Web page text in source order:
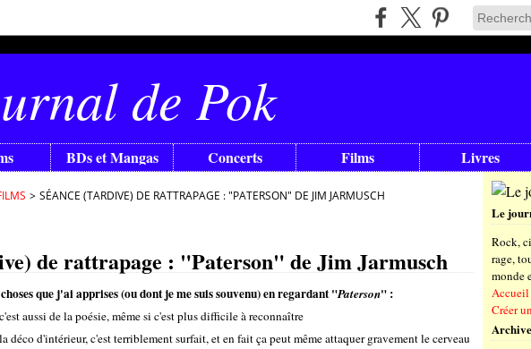
de Pok
BDs et Mangas Concerts Films Livres
> SÉANCE (TARDIVE) DE RATTRAPAGE : "PATERSON" DE JIM JARMUSCH
de rattrapage : "Paterson" de Jim Jarmusch
que j'ai apprises (ou dont je me suis souvenu) en regardant "Paterson" :
aussi de la poésie, même si c'est plus difficile à reconnaître
déco d'intérieur, c'est terriblement surfait, et en fait ça peut même attaquer gravement le cerveau
Le
Rock,
rage,
monde
Créer